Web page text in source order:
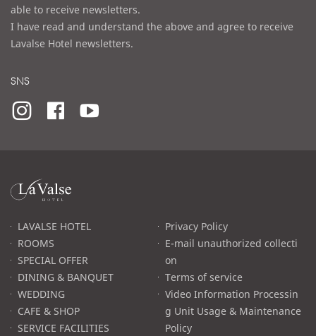
able to receive newsletters.
I have read and understand the above and agree to receive
Lavalse Hotel newsletters.
SNS
라
발
고LAVALSE HOTEL
ROOMS
SPECIAL OFFER
DINING & BANQUET
WEDDING
CAFE & SHOP
SERVICE FACILITIES
Privacy Policy
E-mail unauthorized collecti
on
Terms of service
Video Information Processin
g Unit Usage & Maintenance
Policy